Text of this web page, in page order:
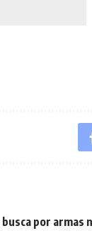
por armas